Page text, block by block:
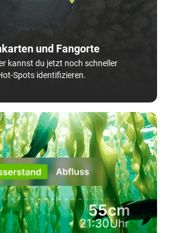
und Fangorte
kannst du jetzt noch schneller
Spots identifizieren.